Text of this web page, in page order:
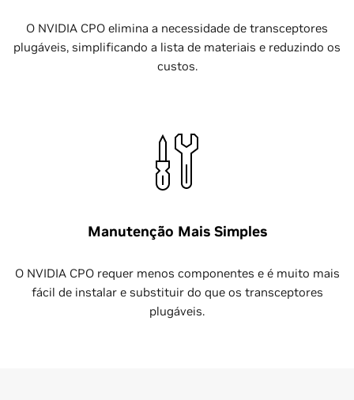
O NVIDIA CPO elimina a necessidade de transceptores
plugáveis, simplificando a lista de materiais e reduzindo os
custos.
Manutenção Mais Simples
O NVIDIA CPO requer menos componentes e é muito mais
fácil de instalar e substituir do que os transceptores
plugáveis.